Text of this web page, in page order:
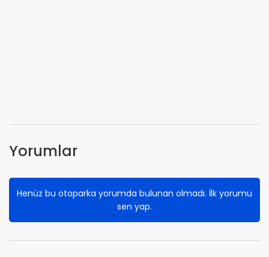
Yorumlar
Henüz bu otoparka yorumda bulunan olmadı. İlk yorumu
sen yap.